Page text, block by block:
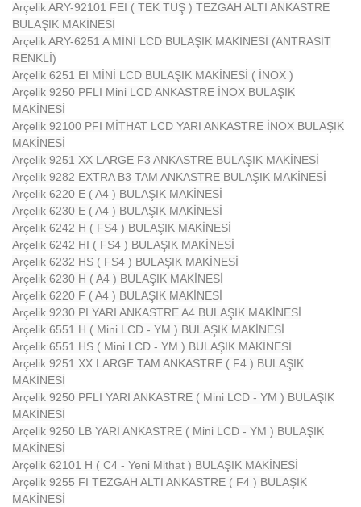
Arçelik ARY-92101 FEI ( TEK TUŞ ) TEZGAH ALTI ANKASTRE
BULAŞIK MAKİNESİ
Arçelik ARY-6251 A MİNİ LCD BULAŞIK MAKİNESİ (ANTRASİT
RENKLİ)
Arçelik 6251 EI MİNİ LCD BULAŞIK MAKİNESİ ( İNOX )
Arçelik 9250 PFLI Mini LCD ANKASTRE İNOX BULAŞIK
MAKİNESİ
Arçelik 92100 PFI MİTHAT LCD YARI ANKASTRE İNOX BULAŞIK
MAKİNESİ
Arçelik 9251 XX LARGE F3 ANKASTRE BULAŞIK MAKİNESİ
Arçelik 9282 EXTRA B3 TAM ANKASTRE BULAŞIK MAKİNESİ
Arçelik 6220 E ( A4 ) BULAŞIK MAKİNESİ
Arçelik 6230 E ( A4 ) BULAŞIK MAKİNESİ
Arçelik 6242 H ( FS4 ) BULAŞIK MAKİNESİ
Arçelik 6242 HI ( FS4 ) BULAŞIK MAKİNESİ
Arçelik 6232 HS ( FS4 ) BULAŞIK MAKİNESİ
Arçelik 6230 H ( A4 ) BULAŞIK MAKİNESİ
Arçelik 6220 F ( A4 ) BULAŞIK MAKİNESİ
Arçelik 9230 PI YARI ANKASTRE A4 BULAŞIK MAKİNESİ
Arçelik 6551 H ( Mini LCD - YM ) BULAŞIK MAKİNESİ
Arçelik 6551 HS ( Mini LCD - YM ) BULAŞIK MAKİNESİ
Arçelik 9251 XX LARGE TAM ANKASTRE ( F4 ) BULAŞIK
MAKİNESİ
Arçelik 9250 PFLI YARI ANKASTRE ( Mini LCD - YM ) BULAŞIK
MAKİNESİ
Arçelik 9250 LB YARI ANKASTRE ( Mini LCD - YM ) BULAŞIK
MAKİNESİ
Arçelik 62101 H ( C4 - Yeni Mithat ) BULAŞIK MAKİNESİ
Arçelik 9255 FI TEZGAH ALTI ANKASTRE ( F4 ) BULAŞIK
MAKİNESİ